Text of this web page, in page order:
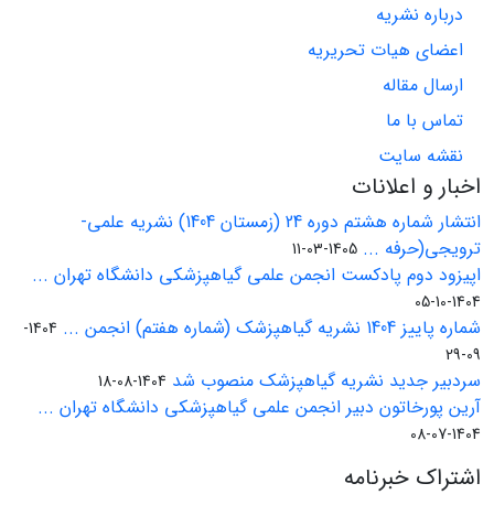
درباره نشریه
اعضای هیات تحریریه
ارسال مقاله
تماس با ما
نقشه سایت
اخبار و اعلانات
انتشار شماره هشتم دوره 24 (زمستان 1404) نشریه علمی-
ترویجی(حرفه ... 1405-03-11
اپیزود دوم پادکست انجمن علمی گیاهپزشکی دانشگاه تهران ...
1404-10-05
شماره پاییز 1404 نشریه گیاهپزشک (شماره هفتم) انجمن ...
1404-
09-29
سردبیر جدید نشریه گیاهپزشک منصوب شد 1404-08-18
آرین پورخاتون دبیر انجمن علمی گیاهپزشکی دانشگاه تهران ...
1404-07-08
اشتراک خبرنامه